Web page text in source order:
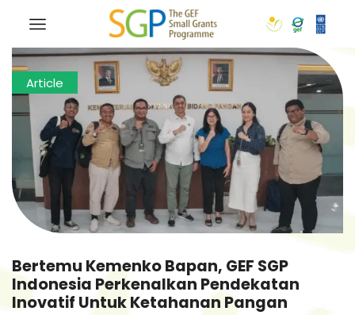
Article
Bertemu Kemenko Bapan, GEF SGP
Indonesia Perkenalkan Pendekatan
Inovatif Untuk Ketahanan Pangan